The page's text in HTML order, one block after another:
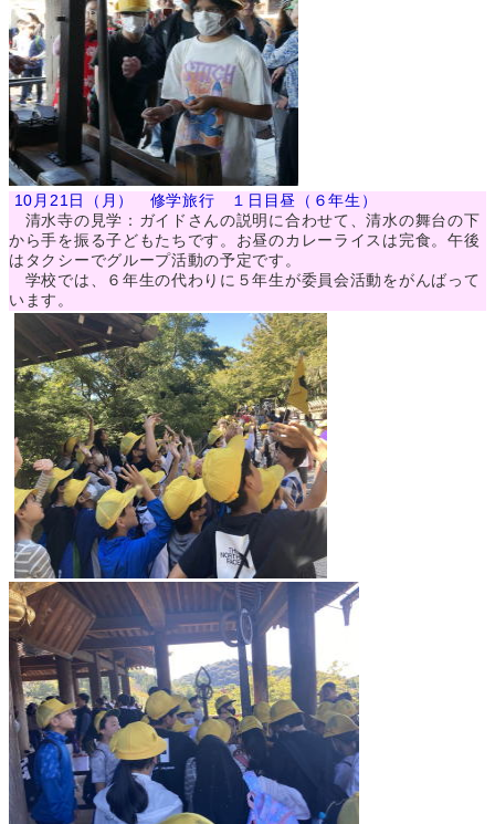
10月21日（月） 修学旅行 １日目昼（６年生）
清水寺の見学：ガイドさんの説明に合わせて、清水の舞台の下
から手を振る子どもたちです。お昼のカレーライスは完食。午後
はタクシーでグループ活動の予定です。
学校では、６年生の代わりに５年生が委員会活動をがんばって
います。